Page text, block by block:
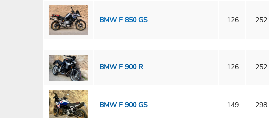
BMW F 850 GS 126 252
BMW F 900 R 126 252
BMW F 900 GS 149 298